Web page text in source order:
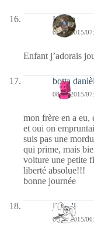
Kévin
08/08/2015/
Enfant j’adorais
botta
08/08/2015/
mon frère en a eu,
et oui on
suis pas une
qui prime, mais
voiture une petite
liberté absolue!!!
bonne journée
jill bill
08/08/2015/